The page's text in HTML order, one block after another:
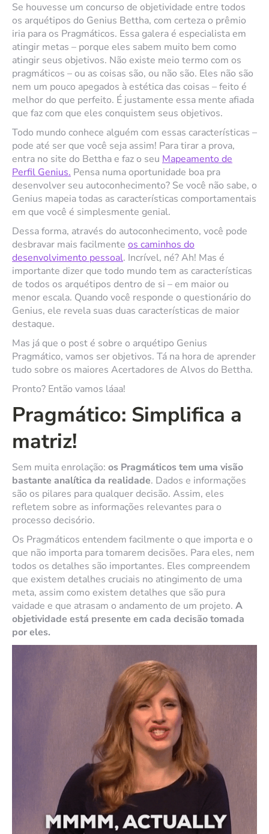
Se houvesse um concurso de objetividade entre todos
os arquétipos do Genius Bettha, com certeza o prêmio
iria para os Pragmáticos. Essa galera é especialista em
atingir metas – porque eles sabem muito bem como
atingir seus objetivos. Não existe meio termo com os
pragmáticos – ou as coisas são, ou não são. Eles não são
nem um pouco apegados à estética das coisas – feito é
melhor do que perfeito. É justamente essa mente afiada
que faz com que eles conquistem seus objetivos.
Todo mundo conhece alguém com essas características –
pode até ser que você seja assim! Para tirar a prova,
entra no site do Bettha e faz o seu Mapeamento de
Perfil Genius. Pensa numa oportunidade boa pra
desenvolver seu autoconhecimento? Se você não sabe, o
Genius mapeia todas as características comportamentais
em que você é simplesmente genial.
Dessa forma, através do autoconhecimento, você pode
desbravar mais facilmente os caminhos do
desenvolvimento pessoal. Incrível, né? Ah! Mas é
importante dizer que todo mundo tem as características
de todos os arquétipos dentro de si – em maior ou
menor escala. Quando você responde o questionário do
Genius, ele revela suas duas características de maior
destaque.
Mas já que o post é sobre o arquétipo Genius
Pragmático, vamos ser objetivos. Tá na hora de aprender
tudo sobre os maiores Acertadores de Alvos do Bettha.
Pronto? Então vamos láaa!
Pragmático: Simplifica a
matriz!
Sem muita enrolação: os Pragmáticos tem uma visão
bastante analítica da realidade. Dados e informações
são os pilares para qualquer decisão. Assim, eles
refletem sobre as informações relevantes para o
processo decisório.
Os Pragmáticos entendem facilmente o que importa e o
que não importa para tomarem decisões. Para eles, nem
todos os detalhes são importantes. Eles compreendem
que existem detalhes cruciais no atingimento de uma
meta, assim como existem detalhes que são pura
vaidade e que atrasam o andamento de um projeto. A
objetividade está presente em cada decisão tomada
por eles.